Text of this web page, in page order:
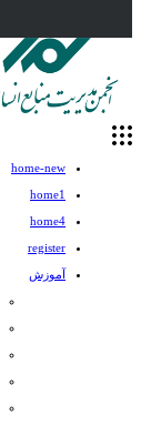
home-new
home1
home4
register
آموزش